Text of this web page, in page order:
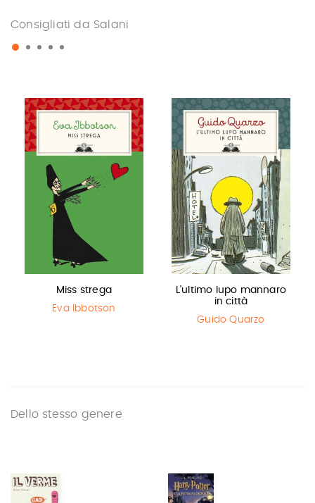
Consigliati da Salani
Miss strega
Eva Ibbotson
L'ultimo lupo mannaro
in città
Guido Quarzo
Dello stesso genere